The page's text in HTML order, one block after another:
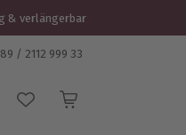
& verlängerbar
/ 2112 999 33